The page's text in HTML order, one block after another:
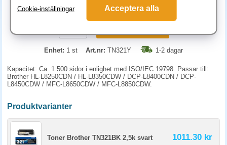
1318.80 kr (inkl. moms)
Enhet: 1 st Art.nr: TN321Y 1-2 dagar
Kapacitet: Ca. 1.500 sidor i enlighet med ISO/IEC 19798. Passar till:
Brother HL-L8250CDN / HL-L8350CDW / DCP-L8400CDN / DCP-
L8450CDW / MFC-L8650CDW / MFC-L8850CDW.
Produktvarianter
Toner Brother TN321BK 2,5k svart 1011.30 kr
Cookie-inställningar Acceptera alla